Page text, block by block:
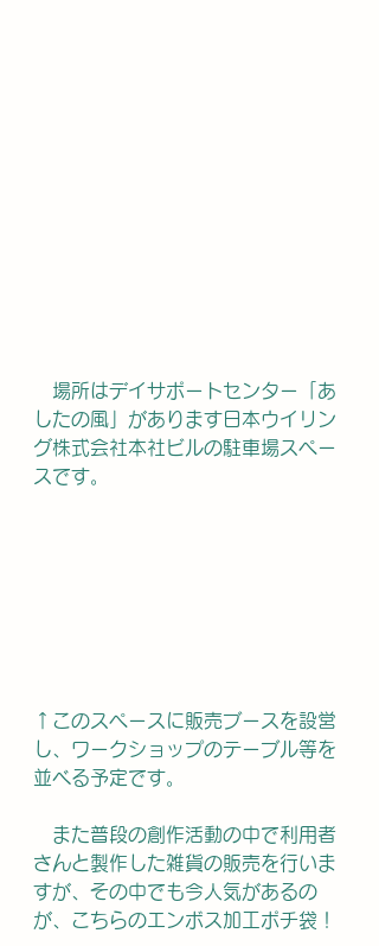
場所はデイサポートセンター「あ
したの風」があります日本ウイリン
グ株式会社本社ビルの駐車場スペー
スです。
↑このスペースに販売ブースを設営
し、ワークショップのテーブル等を
並べる予定です。
また普段の創作活動の中で利用者
さんと製作した雑貨の販売を行いま
すが、その中でも今人気があるの
が、こちらのエンボス加工ポチ袋！